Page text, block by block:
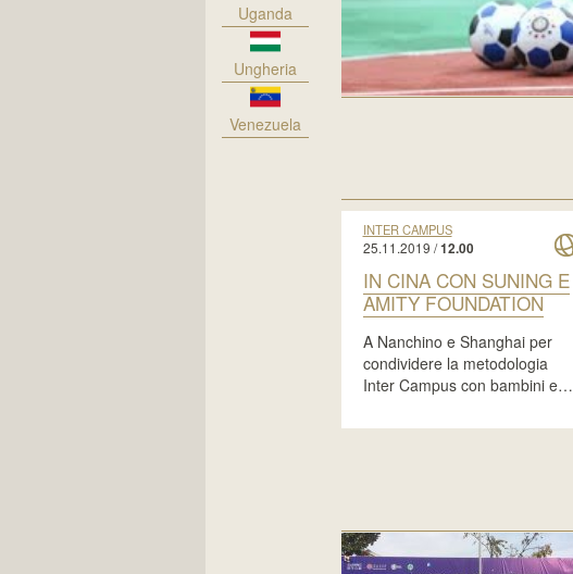
Uganda
Ungheria
Venezuela
INTER CAMPUS
25.11.2019 /12.00
IN CINA CON SUNING E
AMITY FOUNDATION
A Nanchino e Shanghai per
condividere la metodologia
Inter Campus con bambini e…